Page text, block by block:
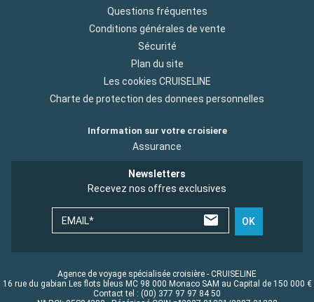
Questions fréquentes
Conditions générales de vente
Sécurité
Plan du site
Les cookies CRUISELINE
Charte de protection des donnees personnelles
Information sur votre croisiere
Assurance
Newsletters
Recevez nos offres exclusives
EMAIL* OK
Agence de voyage spécialisée croisière - CRUISELINE
16 rue du gabian Les flots bleus MC 98 000 Monaco SAM au Capital de 150 000 €
Contact tel : (00) 377 97 97 84 50